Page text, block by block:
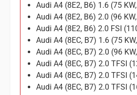
Audi A4 (8E2, B6) 1.6 (75
Audi A4 (8E2, B6) 2.0 (96
Audi A4 (8E2, B6) 2.0 FSI
Audi A4 (8EC, B7) 1.6 (75
Audi A4 (8EC, B7) 2.0 (96
Audi A4 (8EC, B7) 2.0 TFSI
Audi A4 (8EC, B7) 2.0 TFSI
Audi A4 (8EC, B7) 2.0 TFSI